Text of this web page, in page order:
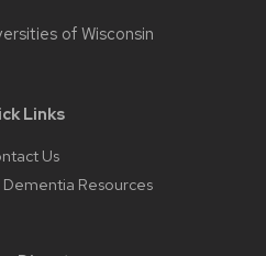
of Wisconsin
Links
Us
Dementia Resources